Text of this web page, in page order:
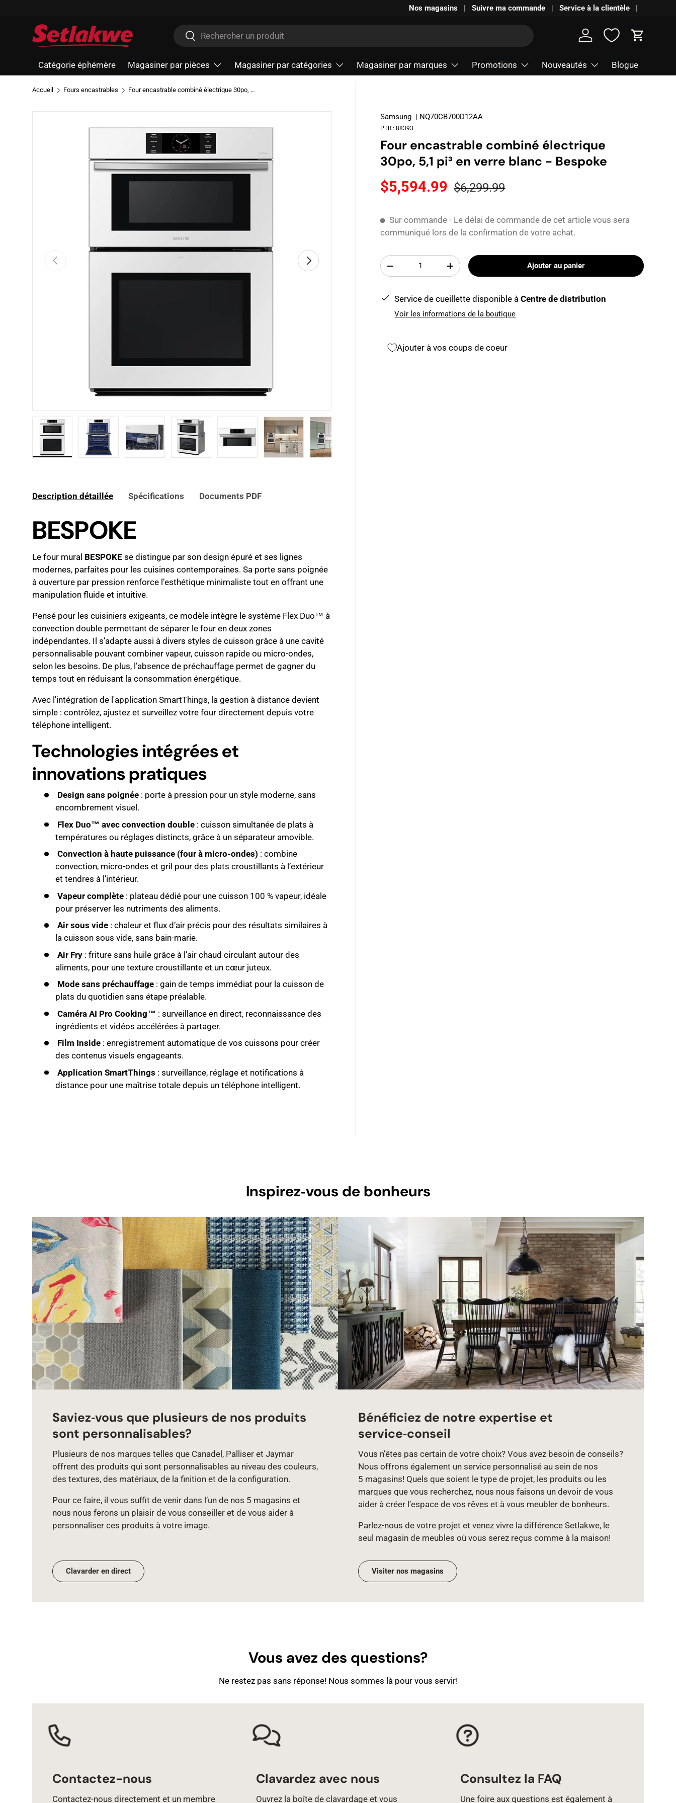
Nos magasins Suivre ma commande Service à la clientèle
Recherche
Rechercher
Se connecter Panier
Catégorie éphémère Magasiner par pièces Magasiner par catégories Magasiner par marques Promotions Nouveautés Blogue
Accueil Fours encastrables Four encastrable combiné électrique 30po, 5,1 pi³ en verre blanc - Bespoke
Précédent Suivant
Samsung | NQ70CB700D12AA
PTR :88393
Four encastrable combiné électrique
30po, 5,1 pi³ en verre blanc - Bespoke
$5,594.99 $6,299.99
Sur commande - Le délai de commande de cet article vous sera
communiqué lors de la confirmation de votre achat.
Qté
-
+ Ajouter au panier
Service de cueillette disponible àCentre de distribution
Voir les informations de la boutique
Ajouter à vos coups de coeur
Description détaillée Spécifications Documents PDF
BESPOKE
Le four mural BESPOKE se distingue par son design épuré et ses lignes
modernes, parfaites pour les cuisines contemporaines. Sa porte sans poignée
à ouverture par pression renforce l’esthétique minimaliste tout en offrant une
manipulation fluide et intuitive.
Pensé pour les cuisiniers exigeants, ce modèle intègre le système Flex Duo™ à
convection double permettant de séparer le four en deux zones
indépendantes. Il s’adapte aussi à divers styles de cuisson grâce à une cavité
personnalisable pouvant combiner vapeur, cuisson rapide ou micro-ondes,
selon les besoins. De plus, l’absence de préchauffage permet de gagner du
temps tout en réduisant la consommation énergétique.
Avec l'intégration de l'application SmartThings, la gestion à distance devient
simple : contrôlez, ajustez et surveillez votre four directement depuis votre
téléphone intelligent.
Technologies intégrées et
innovations pratiques
Design sans poignée: porte à pression pour un style moderne, sans
encombrement visuel.
Flex Duo™ avec convection double: cuisson simultanée de plats à
températures ou réglages distincts, grâce à un séparateur amovible.
Convection à haute puissance (four à micro-ondes) : combine
convection, micro-ondes et gril pour des plats croustillants à l’extérieur
et tendres à l’intérieur.
Vapeur complète: plateau dédié pour une cuisson 100 % vapeur, idéale
pour préserver les nutriments des aliments.
Air sous vide: chaleur et flux d’air précis pour des résultats similaires à
la cuisson sous vide, sans bain-marie.
Air Fry: friture sans huile grâce à l’air chaud circulant autour des
aliments, pour une texture croustillante et un cœur juteux.
Mode sans préchauffage: gain de temps immédiat pour la cuisson de
plats du quotidien sans étape préalable.
Caméra AI Pro Cooking™ : surveillance en direct, reconnaissance des
ingrédients et vidéos accélérées à partager.
Film Inside: enregistrement automatique de vos cuissons pour créer
des contenus visuels engageants.
Application SmartThings : surveillance, réglage et notifications à
distance pour une maîtrise totale depuis un téléphone intelligent.
Inspirez‑vous de bonheurs
Saviez‑vous que plusieurs de nos produits
sont personnalisables?
Plusieurs de nos marques telles que Canadel, Palliser et Jaymar
offrent des produits qui sont personnalisables au niveau des couleurs,
des textures, des matériaux, de la finition et de la configuration.
Pour ce faire, il vous suffit de venir dans l’un de nos 5 magasins et
nous nous ferons un plaisir de vous conseiller et de vous aider à
personnaliser ces produits à votre image.
Clavarder en direct
Bénéficiez de notre expertise et
service‑conseil
Vous n’êtes pas certain de votre choix? Vous avez besoin de conseils?
Nous offrons également un service personnalisé au sein de nos
5 magasins! Quels que soient le type de projet, les produits ou les
marques que vous recherchez, nous nous faisons un devoir de vous
aider à créer l’espace de vos rêves et à vous meubler de bonheurs.
Parlez‑nous de votre projet et venez vivre la différence Setlakwe, le
seul magasin de meubles où vous serez reçus comme à la maison!
Visiter nos magasins
Vous avez des questions?
Ne restez pas sans réponse! Nous sommes là pour vous servir!
Contactez-nous
Contactez‑nous directement et un membre
Clavardez avec nous
Ouvrez la boîte de clavardage et vous
Consultez la FAQ
Une foire aux questions est également à